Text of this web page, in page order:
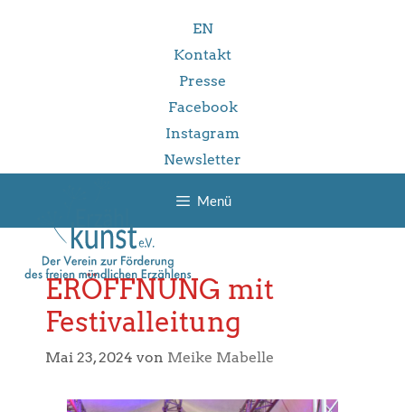
EN
Kontakt
Presse
Facebook
Instagram
Newsletter
Menü
ERÖFFNUNG mit
Festivalleitung
Mai 23, 2024 von Meike Mabelle